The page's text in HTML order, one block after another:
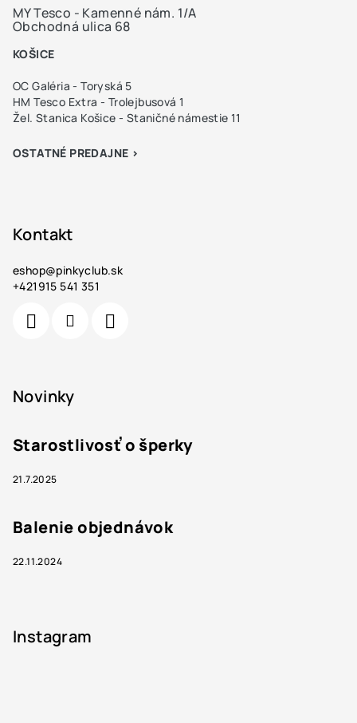
MY Tesco - Kamenné nám. 1/A
Obchodná ulica 68
KOŠICE
OC Galéria - Toryská 5
HM Tesco Extra - Trolejbusová 1
Žel. Stanica Košice - Staničné námestie 11
OSTATNÉ PREDAJNE >
Kontakt
eshop@pinkyclub.sk
+421915 541 351
Novinky
Starostlivosť o šperky
21.7.2025
Balenie objednávok
22.11.2024
Instagram